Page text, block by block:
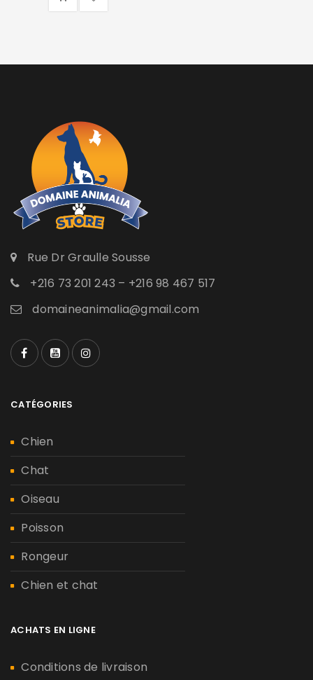
Rue Dr Graulle Sousse
+216 73 201 243 – +216 98 467 517
domaineanimalia@gmail.com
CATÉGORIES
Chien
Chat
Oiseau
Poisson
Rongeur
Chien et chat
ACHATS EN LIGNE
Conditions de livraison